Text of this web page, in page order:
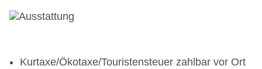
Kurtaxe/Ökotaxe/Touristensteuer zahlbar vor Ort